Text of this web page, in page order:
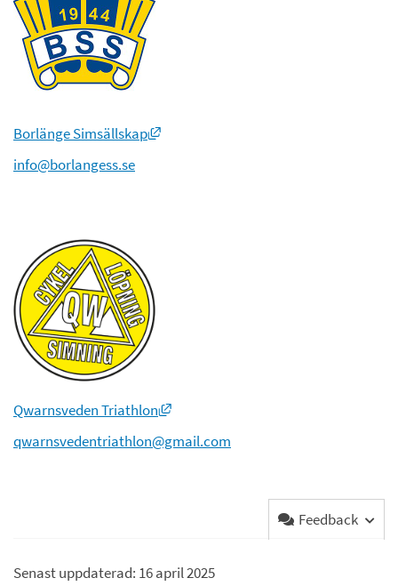
Borlänge Simsällskap
Länk till annan webbplats, öppnas i
info@borlangess.se
Qwarnsveden Triathlon
Länk till annan webbplats, öppnas i
qwarnsvedentriathlon@gmail.com
Feedback
Senast uppdaterad: 16 april 2025